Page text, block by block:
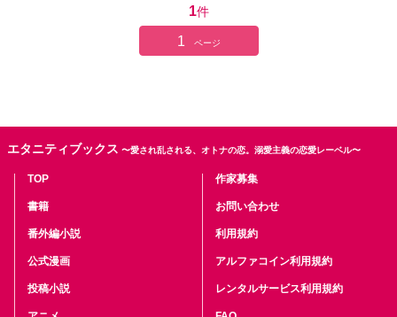
1件
1 ページ
エタニティブックス 〜愛され乱される、オトナの恋。溺愛主義の恋愛レーベル〜
TOP
書籍
番外編小説
公式漫画
投稿小説
作家募集
お問い合わせ
利用規約
アルファコイン利用規約
レンタルサービス利用規約